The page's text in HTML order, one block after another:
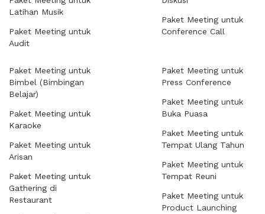
Latihan Musik
Paket Meeting untuk
Audit
Paket Meeting untuk
Conference Call
Paket Meeting untuk
Bimbel (Bimbingan
Belajar)
Paket Meeting untuk
Karaoke
Paket Meeting untuk
Arisan
Paket Meeting untuk
Gathering di
Restaurant
Paket Meeting untuk
Press Conference
Paket Meeting untuk
Buka Puasa
Paket Meeting untuk
Tempat Ulang Tahun
Paket Meeting untuk
Tempat Reuni
Paket Meeting untuk
Product Launching